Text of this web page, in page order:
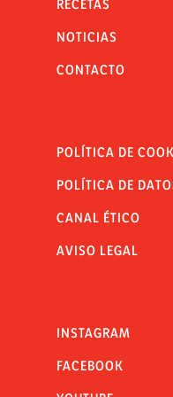
RECETAS
NOTICIAS
CONTACTO
POLÍTICA DE
POLÍTICA DE
CANAL ÉTICO
AVISO LEGAL
INSTAGRAM
FACEBOOK